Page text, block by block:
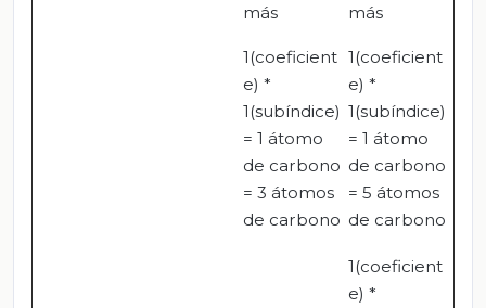
más
1(coeficient
e) *
1(subíndice)
= 1 átomo
de carbono
= 3 átomos
de carbono
más
1(coeficient
e) *
1(subíndice)
= 1 átomo
de carbono
= 5 átomos
de carbono
1(coeficient
e) *